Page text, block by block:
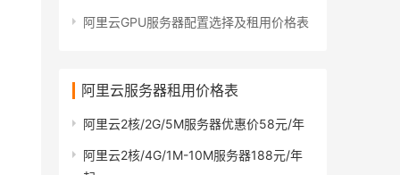
阿里云GPU服务器配置选择及租用价格表
阿里云服务器租用价格表
阿里云2核/2G/5M服务器优惠价58元/年
阿里云2核/4G/1M-10M服务器188元/年